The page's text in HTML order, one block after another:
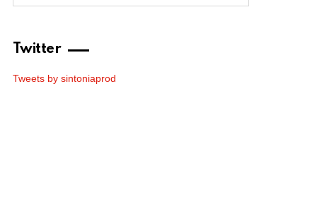
Twitter
Tweets by sintoniaprod